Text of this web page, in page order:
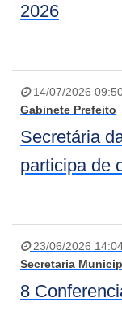
2026
14/07/2026
Gabinete Prefeito
Secretária
participa de
23/06/2026
Secretaria
8